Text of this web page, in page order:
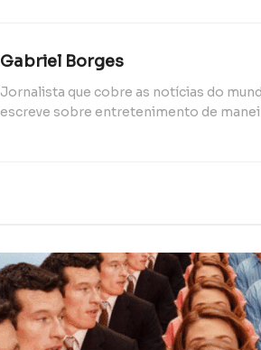
Gabriel Borges
Jornalista que cobre as notícias do
escreve sobre entretenimento de